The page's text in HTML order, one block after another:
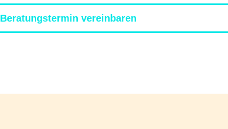
Beratungstermin vereinbaren